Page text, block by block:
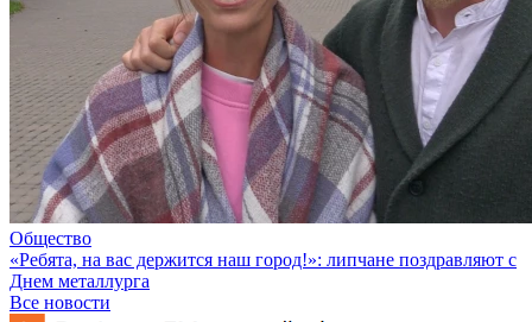
Общество
«Ребята, на вас держится наш город!»: липчане поздравляют с
Днем металлурга
Все новости